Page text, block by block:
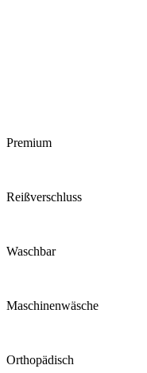
Premium
Reiß­verschluss
Waschbar
Maschinen­wäsche
Ortho­pädisch